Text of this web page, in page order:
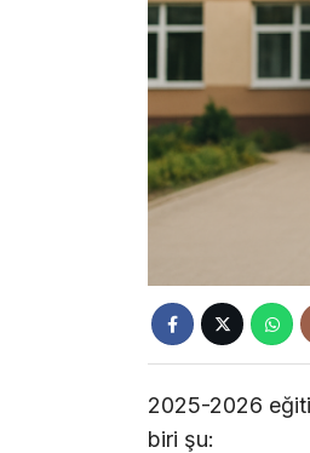
2025-2026
biri şu: